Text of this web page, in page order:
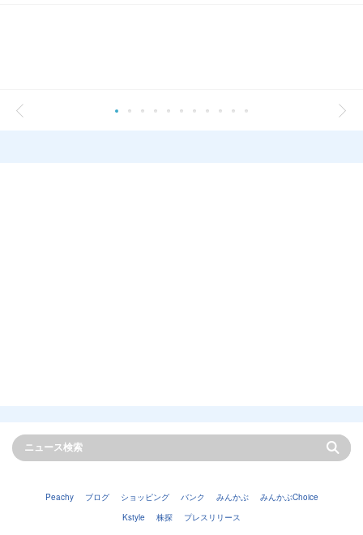
Peachy ブログ ショッピング バンク みんかぶ
みんかぶChoice
Kstyle
株探 プレスリリース